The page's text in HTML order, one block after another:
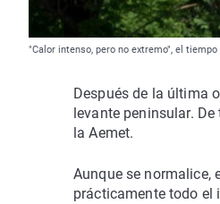
"Calor intenso, pero no extremo", el
Después de la última
levante peninsular.
la Aemet.
Aunque se normalice,
prácticamente todo el